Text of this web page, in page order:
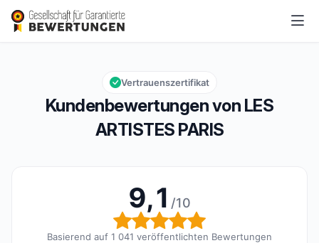
LES ARTISTES PARIS
Gesamtbewertung: 9,1 von 10
9,1/10
Kundenbewertungen von LES
ARTISTES PARIS
Vertrauenszertifikat
9,1 /10
Gesamtbewertung: 9,1
Basierend auf 1 041 veröffentlichten Bewertungen